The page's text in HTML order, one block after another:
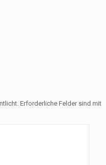
Erforderliche Felder sind mit